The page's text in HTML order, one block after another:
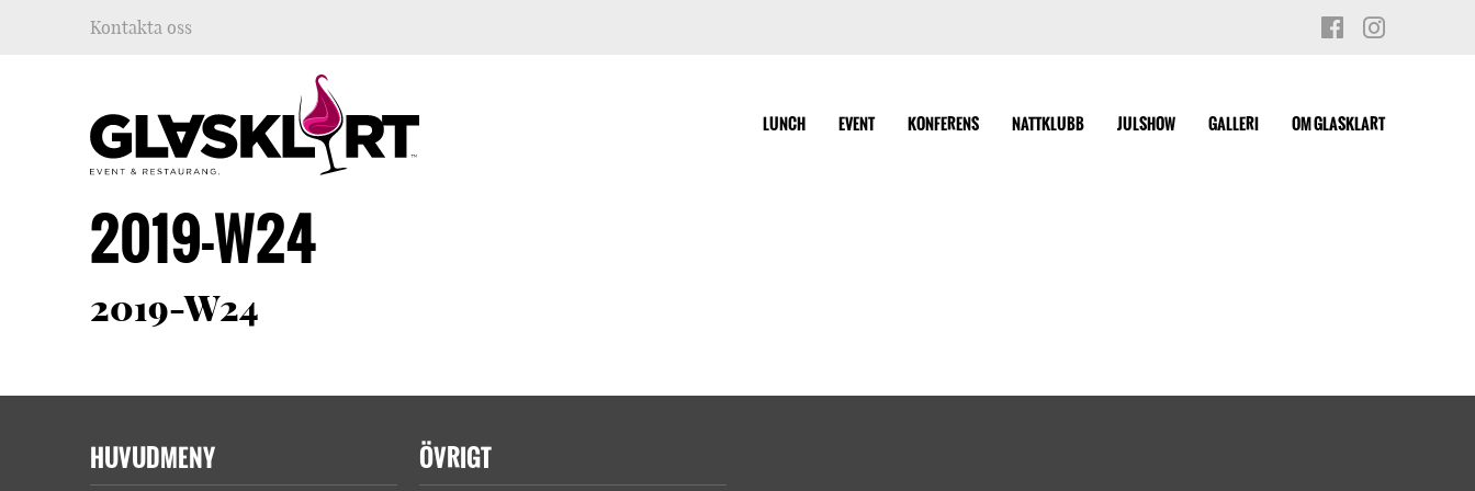
Kontakta oss
LUNCH EVENT KONFERENS NATTKLUBB JULSHOW GALLERI OM GLASKLART
2019-W24
2019-W24
HUVUDMENY ÖVRIGT